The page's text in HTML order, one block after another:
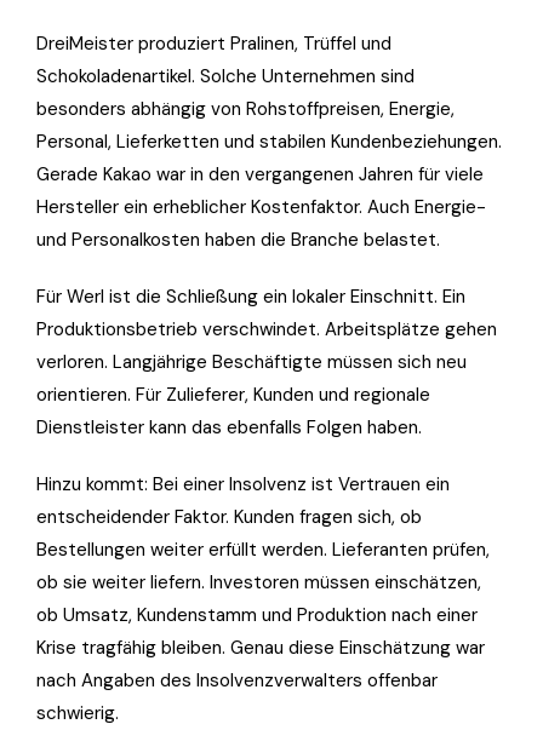
DreiMeister produziert Pralinen, Trüffel und
Schokoladenartikel. Solche Unternehmen sind
besonders abhängig von Rohstoffpreisen, Energie,
Personal, Lieferketten und stabilen Kundenbeziehungen.
Gerade Kakao war in den vergangenen Jahren für viele
Hersteller ein erheblicher Kostenfaktor. Auch Energie-
und Personalkosten haben die Branche belastet.
Für Werl ist die Schließung ein lokaler Einschnitt. Ein
Produktionsbetrieb verschwindet. Arbeitsplätze gehen
verloren. Langjährige Beschäftigte müssen sich neu
orientieren. Für Zulieferer, Kunden und regionale
Dienstleister kann das ebenfalls Folgen haben.
Hinzu kommt: Bei einer Insolvenz ist Vertrauen ein
entscheidender Faktor. Kunden fragen sich, ob
Bestellungen weiter erfüllt werden. Lieferanten prüfen,
ob sie weiter liefern. Investoren müssen einschätzen,
ob Umsatz, Kundenstamm und Produktion nach einer
Krise tragfähig bleiben. Genau diese Einschätzung war
nach Angaben des Insolvenzverwalters offenbar
schwierig.